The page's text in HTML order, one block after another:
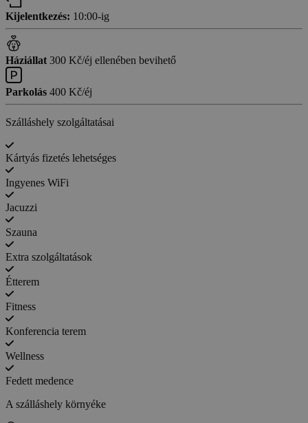
Kijelentkezés: 10:00-ig
Háziállat 300 Kč/éj ellenében bevihető
Parkolás 400 Kč/éj
Szálláshely szolgáltatásai
Kártyás fizetés lehetséges
Ingyenes WiFi
Jacuzzi
Szauna
Extra szolgáltatások
Étterem
Fitness
Konferencia terem
Wellness
Fedett medence
A szálláshely környéke